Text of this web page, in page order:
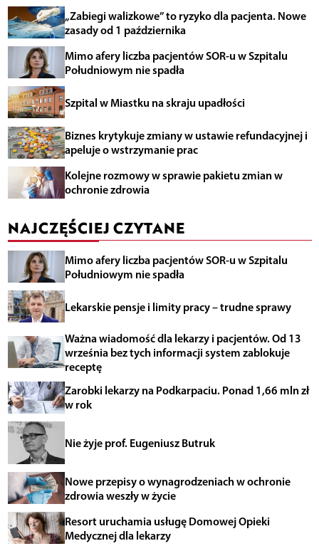
„Zabiegi walizkowe” to ryzyko dla pacjenta. Nowe
zasady od 1 października
Mimo afery liczba pacjentów SOR-u w Szpitalu
Południowym nie spadła
Szpital w Miastku na skraju upadłości
Biznes krytykuje zmiany w ustawie refundacyjnej i
apeluje o wstrzymanie prac
Kolejne rozmowy w sprawie pakietu zmian w
ochronie zdrowia
NAJCZĘŚCIEJ CZYTANE
Mimo afery liczba pacjentów SOR-u w Szpitalu
Południowym nie spadła
Lekarskie pensje i limity pracy – trudne sprawy
Ważna wiadomość dla lekarzy i pacjentów. Od 13
września bez tych informacji system zablokuje
receptę
Zarobki lekarzy na Podkarpaciu. Ponad 1,66 mln zł
w rok
Nie żyje prof. Eugeniusz Butruk
Nowe przepisy o wynagrodzeniach w ochronie
zdrowia weszły w życie
Resort uruchamia usługę Domowej Opieki
Medycznej dla lekarzy